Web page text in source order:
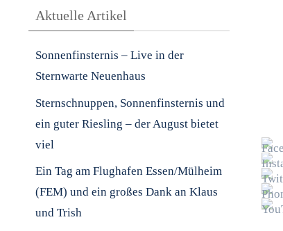
Aktuelle Artikel
Sonnenfinsternis – Live in der
Sternwarte Neuenhaus
Sternschnuppen, Sonnenfinsternis und
ein guter Riesling – der August bietet
viel
Ein Tag am Flughafen Essen/Mülheim
(FEM) und ein großes Dank an Klaus
und Trish